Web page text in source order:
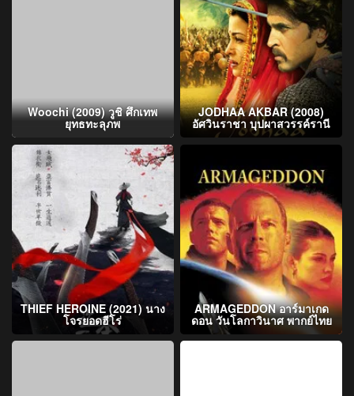
Woochi (2009) วูชิ ศึกเทพ
ยุทธทะลุภพ
JODHAA AKBAR (2008)
อัศวินราชา บุปผาสวรรค์รานี
THIEF HEROINE (2021) นาง
โจรยอดฮีโร่
ARMAGEDDON อาร์มาเกด
ดอน วันโลกาวินาศ พากย์ไทย